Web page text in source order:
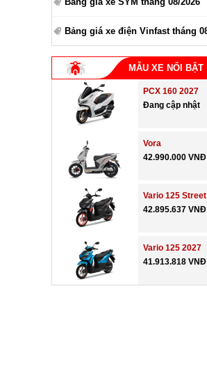
Bảng giá xe điện Vinfast tháng
MẪU XE NỔI BẬT
PCX 160 2027
Đang cập nhật
Vora
42.990.000 VNĐ
Vario 125
42.895.637 VNĐ
Vario 125 2027
41.913.818 VNĐ